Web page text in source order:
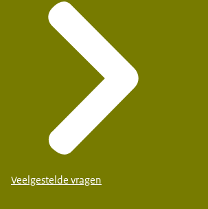
Veelgestelde vragen